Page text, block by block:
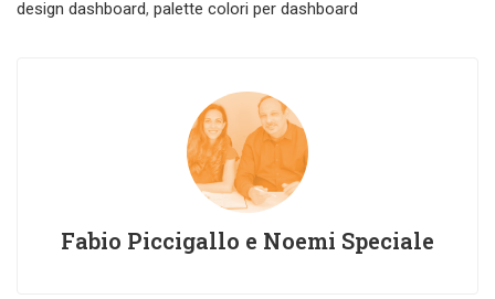
design dashboard, palette colori per dashboard
Fabio Piccigallo e Noemi Speciale